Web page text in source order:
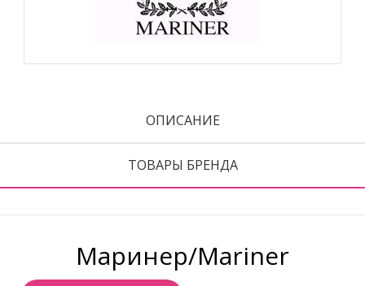
ОПИСАНИЕ
ТОВАРЫ БРЕНДА
Маринер/Mariner